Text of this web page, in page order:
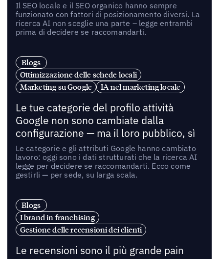
Il SEO locale e il SEO organico hanno sempre
funzionato con fattori di posizionamento diversi. La
ricerca AI non sceglie una parte – legge entrambi
prima di decidere se raccomandarti.
Blogs
Ottimizzazione delle schede locali
Marketing su Google
IA nel marketing locale
Le tue categorie del profilo attività
Google non sono cambiate dalla
configurazione — ma il loro pubblico, sì
Le categorie e gli attributi Google hanno cambiato
lavoro: oggi sono i dati strutturati che la ricerca AI
legge per decidere se raccomandarti. Ecco come
gestirli — per sede, su larga scala.
Blogs
I brand in franchising
Gestione delle recensioni dei clienti
Le recensioni sono il più grande pain